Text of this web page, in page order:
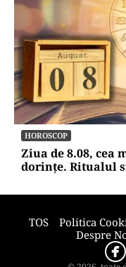
METEO
Când scad
grade. Ce arată
2026